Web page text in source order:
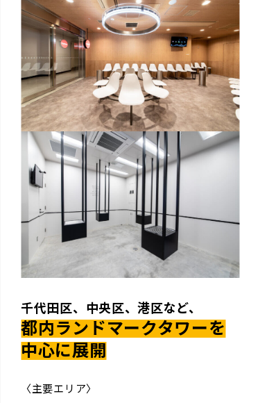
千代田区、中央区、港区など、
都内ランドマークタワーを
中心に展開
〈主要エリア〉